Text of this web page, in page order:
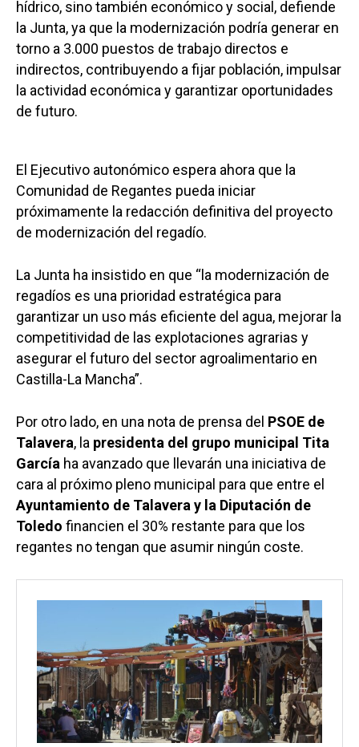
hídrico, sino también económico y social, defiende
la Junta, ya que la modernización podría generar en
torno a 3.000 puestos de trabajo directos e
indirectos, contribuyendo a fijar población, impulsar
la actividad económica y garantizar oportunidades
de futuro.
El Ejecutivo autonómico espera ahora que la
Comunidad de Regantes pueda iniciar
próximamente la redacción definitiva del proyecto
de modernización del regadío.
La Junta ha insistido en que “la modernización de
regadíos es una prioridad estratégica para
garantizar un uso más eficiente del agua, mejorar la
competitividad de las explotaciones agrarias y
asegurar el futuro del sector agroalimentario en
Castilla-La Mancha”.
Por otro lado, en una nota de prensa del PSOE de
Talavera, la presidenta del grupo municipal Tita
García ha avanzado que llevarán una iniciativa de
cara al próximo pleno municipal para que entre el
Ayuntamiento de Talavera y la Diputación de
Toledo financien el 30% restante para que los
regantes no tengan que asumir ningún coste.